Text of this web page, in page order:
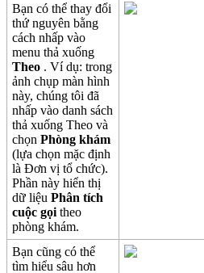
Bạn có thể thay đổi
thứ nguyên bằng
cách nhấp vào
menu thả xuống
Theo . Ví dụ: trong
ảnh chụp màn hình
này, chúng tôi đã
nhấp vào danh sách
thả xuống Theo và
chọn Phòng khám
(lựa chọn mặc định
là Đơn vị tổ chức).
Phần này hiển thị
dữ liệu Phân tích
cuộc gọi theo
phòng khám.
Bạn cũng có thể
tìm hiểu sâu hơn